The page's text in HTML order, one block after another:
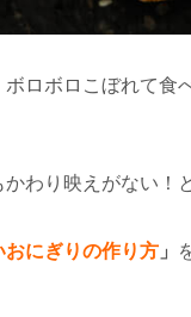
ロボロこぼれて
わり映えがない！
にぎりの作り方 」